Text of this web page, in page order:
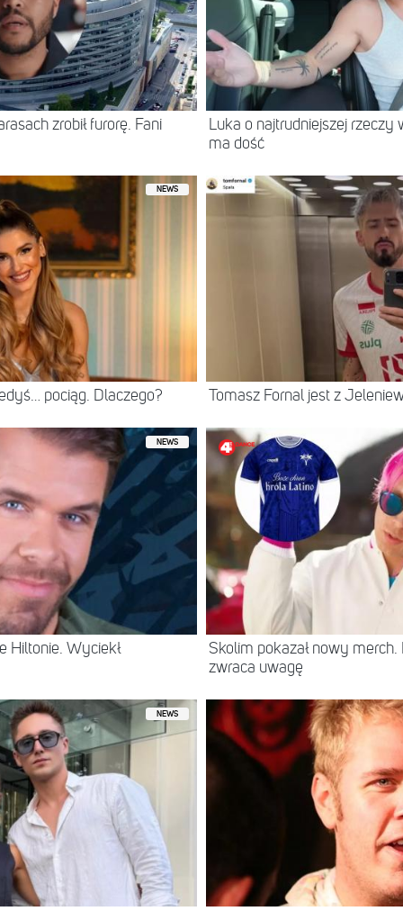
zrobił furorę. Fani
Luka o najtrudniejszej rzeczy
ma dość
NEWS
pociąg. Dlaczego? Tomasz Fornal jest z
NEWS
Hiltonie. Wyciekł
Skolim pokazał nowy
zwraca uwagę
NEWS